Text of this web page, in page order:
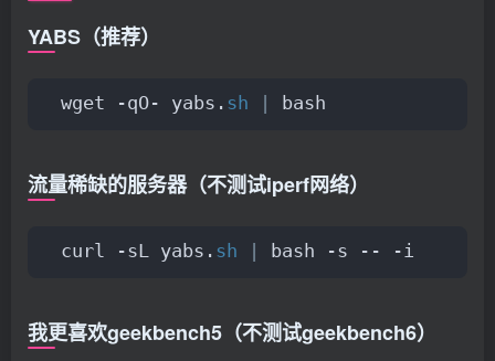
YABS（推荐）
wget -qO- yabs. sh bash
流量稀缺的服务器（不测试iperf网络）
curl -sL yabs. sh bash -s -- -i
我更喜欢geekbench5（不测试geekbench6）